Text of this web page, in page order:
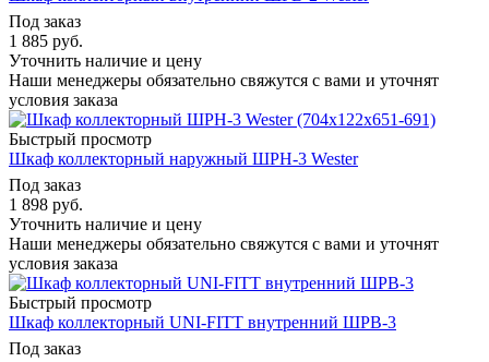
Под заказ
1 885 руб.
Уточнить наличие и цену
Наши менеджеры обязательно свяжутся с вами и уточнят
условия заказа
Быстрый просмотр
Шкаф коллекторный наружный ШРН-3 Wester
Под заказ
1 898 руб.
Уточнить наличие и цену
Наши менеджеры обязательно свяжутся с вами и уточнят
условия заказа
Быстрый просмотр
Шкаф коллекторный UNI-FITT внутренний ШРВ-3
Под заказ